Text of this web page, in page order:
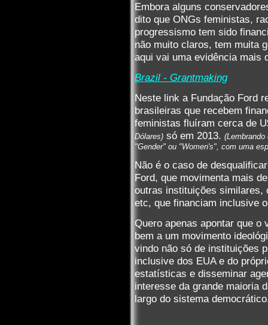
Embora alguns
dito que ONGs feministas,
progressismo tem sido
não muito claros, tem muita
aqui vai uma evidência mais
Brazil - Grantmaking
Neste link a Fundação Ford
brasileiras que recebem
feministas fluíram cerca de
Dólares) só em 2013.
"Gender" ou "Women's", com uma
Não é o caso de
Ford, que movimenta mais
outras instituições similares,
etc, que financiam inclusive
Quero apenas apontar que
bem a um movimento
vindo não só de instituições
inclusive dos EUA e do
estatísticas e disseminar
interesse da grande maioria
largo do sistema